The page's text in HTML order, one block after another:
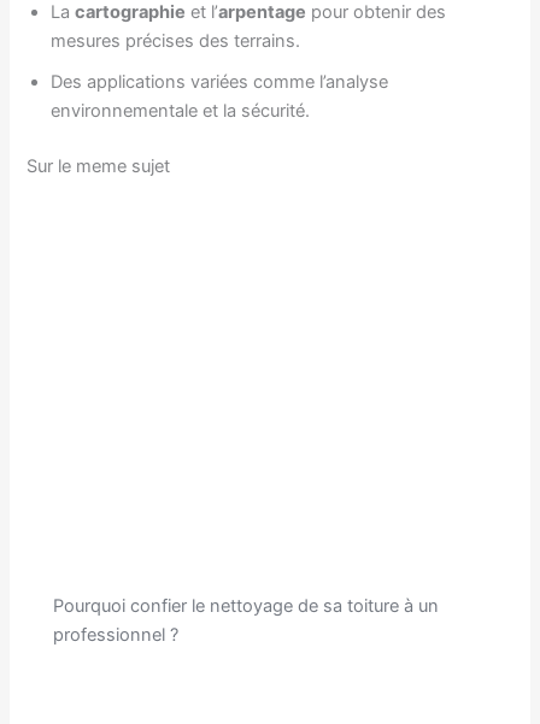
Lacartographie et l’arpentage pour obtenir des
mesures précises des terrains.
Des applications variées comme l’analyse
environnementale et la sécurité.
Sur le meme sujet
Pourquoi confier le nettoyage de sa toiture à un
professionnel ?